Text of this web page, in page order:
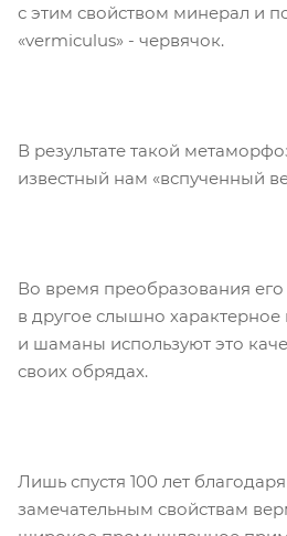
с этим свойством минерал и
«vermiculus» - червячок.
В результате такой
известный нам «вспученный
Во время преобразования его
в другое слышно характерное
и шаманы используют это
своих обрядах.
Лишь спустя 100 лет
замечательным свойствам